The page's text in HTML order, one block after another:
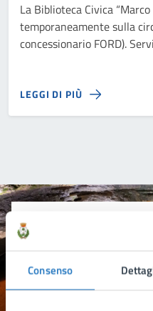
Consenso
La Biblioteca Civica
temporaneamente sulla
concessionario FORD).
LEGGI DI PIÙ
Quanto sono chiare
pagina?